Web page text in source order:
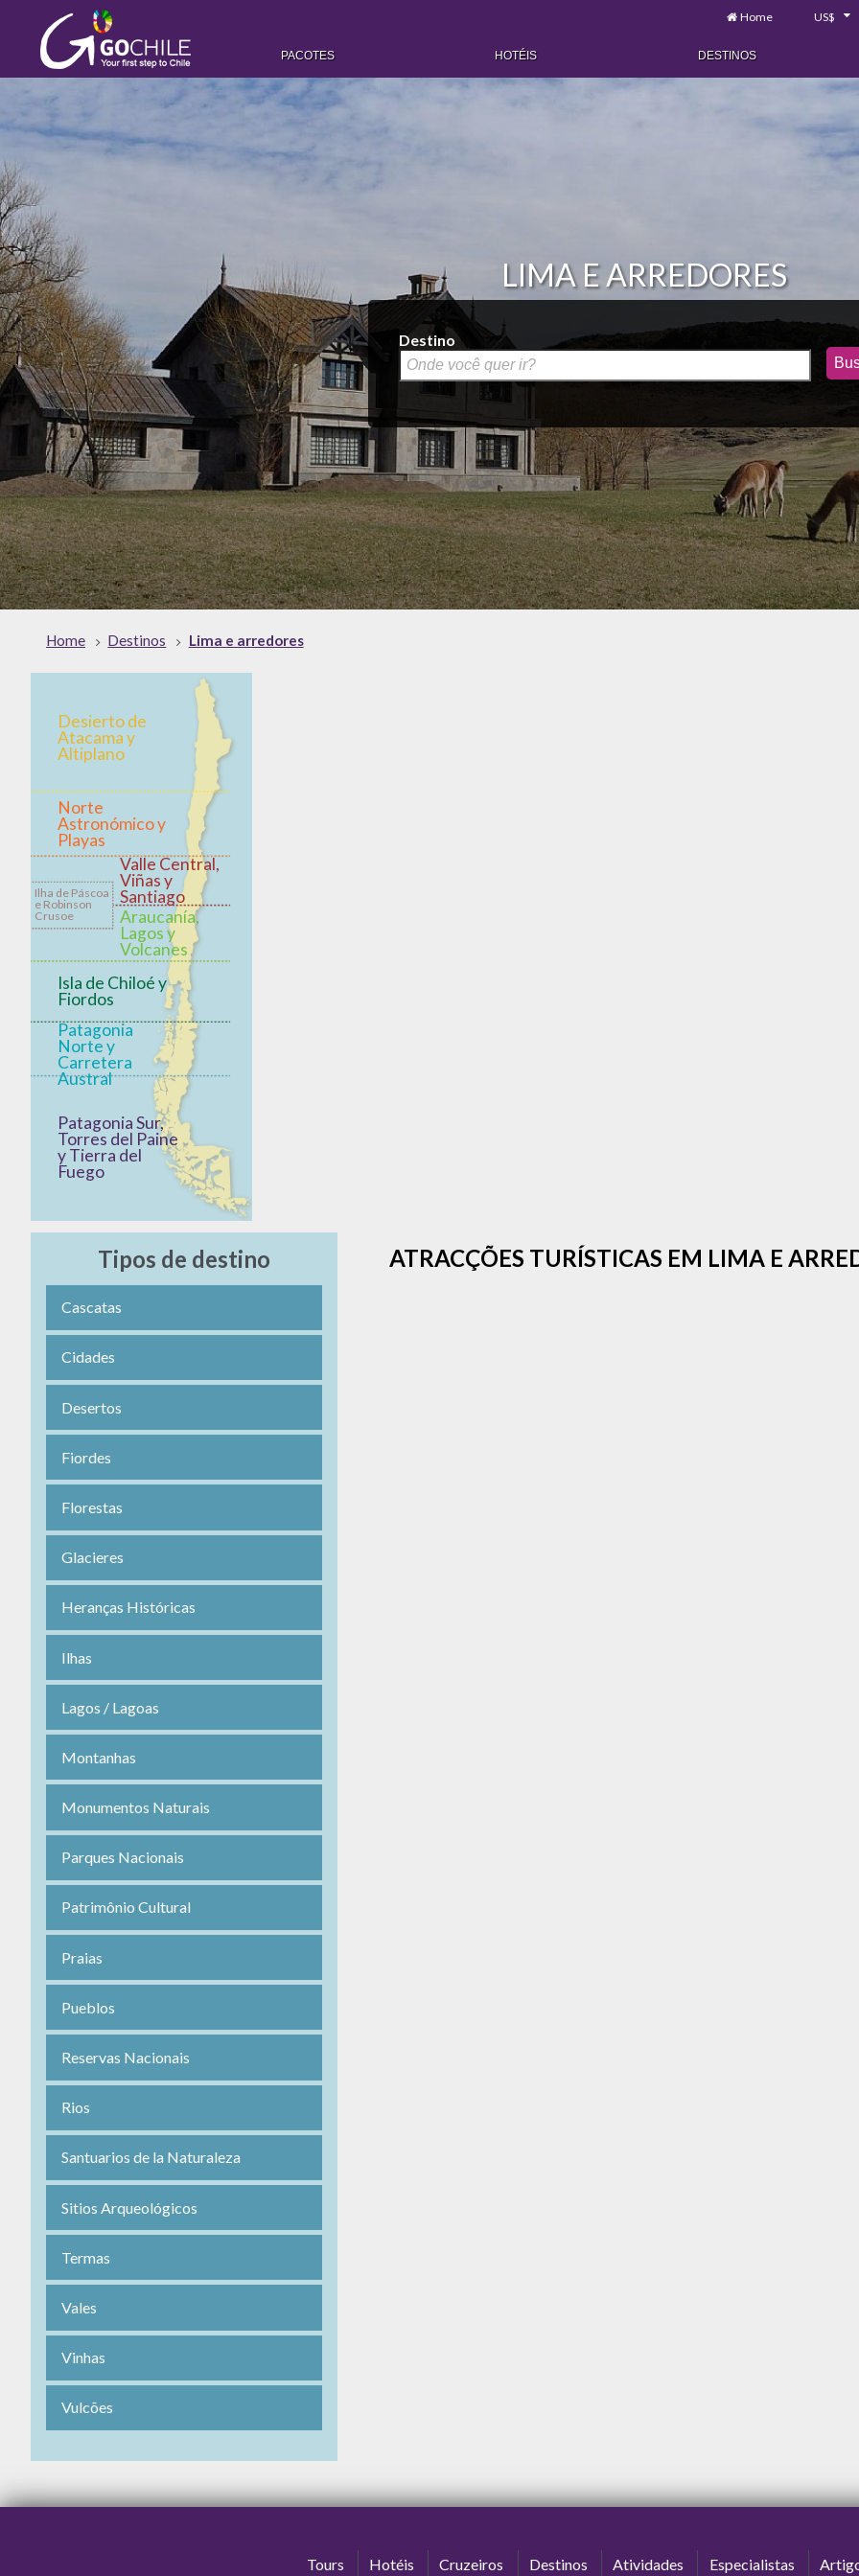
Home US$
PACOTES HOTÉIS DESTINOS
LIMA E ARREDORES
Destino
Home Destinos Lima e arredores
Desierto de
Atacama y
Altiplano
Norte
Astronómico y
Playas
Valle Central,
Viñas y
Santiago
Araucanía,
Lagos y
Volcanes
Isla de Chiloé y
Fiordos
Patagonia
Norte y
Carretera
Austral
Patagonia Sur,
Torres del Paine
y Tierra del
Fuego
Ilha de Páscoa
e Robinson
Crusoe
Tipos de destino
Cascatas
Cidades
Desertos
Fiordes
Florestas
Glacieres
Heranças Históricas
Ilhas
Lagos / Lagoas
Montanhas
Monumentos Naturais
Parques Nacionais
Patrimônio Cultural
Praias
Pueblos
Reservas Nacionais
Rios
Santuarios de la Naturaleza
Sitios Arqueológicos
Termas
Vales
Vinhas
Vulcões
ATRACÇÕES TURÍSTICAS EM LIMA E
Tours Hotéis Cruzeiros Destinos Atividades Especialistas